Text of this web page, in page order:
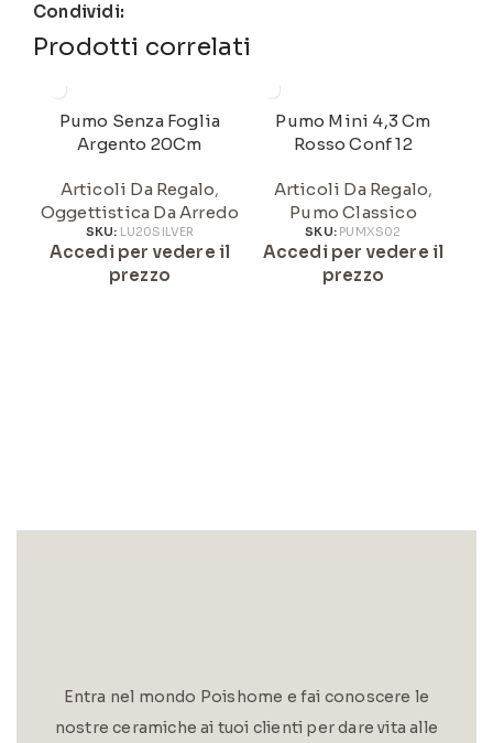
Condividi:
Prodotti correlati
Pumo Senza Foglia
Argento 20Cm
Articoli Da Regalo,
Oggettistica Da Arredo
SKU: LU20SILVER
Accedi per vedere il
prezzo
Pumo Mini 4,3 Cm
Rosso Conf 12
Articoli Da Regalo,
Pumo Classico
SKU: PUMXS02
Accedi per vedere il
prezzo
Entra nel mondo Poishome e fai conoscere le
nostre ceramiche ai tuoi clienti per dare vita alle